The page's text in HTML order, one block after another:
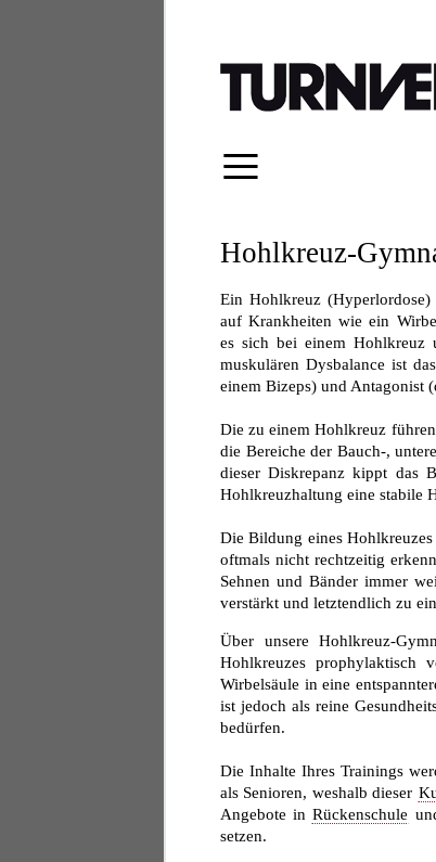
≡
Hohlkreuz-
Ein Hohlkreuz
auf Krankheiten wie ein
es sich bei einem Hohlkreuz
muskulären Dysbalance ist
einem Bizeps) und Antagonist
Die zu einem Hohlkreuz
die Bereiche der Bauch-,
dieser Diskrepanz kippt das
Hohlkreuzhaltung eine stabile
Die Bildung eines
oftmals nicht rechtzeitig
Sehnen und Bänder immer
verstärkt und letztendlich zu
Über unsere Hohlkreuz-
Hohlkreuzes prophylaktisch
Wirbelsäule in eine
ist jedoch als reine
bedürfen.
Die Inhalte Ihres Trainings
als Senioren, weshalb dieser
Angebote in Rückenschule
setzen.